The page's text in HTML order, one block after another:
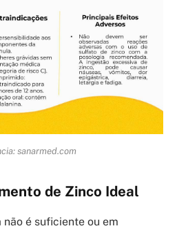
sanarmed.com
de Zinco Ideal
é suficiente ou em